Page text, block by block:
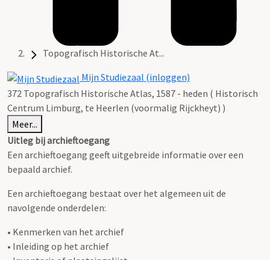
Topografisch Historische At...
Mijn Studiezaal (inloggen)
372 Topografisch Historische Atlas, 1587 - heden ( Historisch
Centrum Limburg, te Heerlen (voormalig Rijckheyt) )
Meer...
Uitleg bij archieftoegang
Een archieftoegang geeft uitgebreide informatie over een
bepaald archief.
Een archieftoegang bestaat over het algemeen uit de
navolgende onderdelen:
• Kenmerken van het archief
• Inleiding op het archief